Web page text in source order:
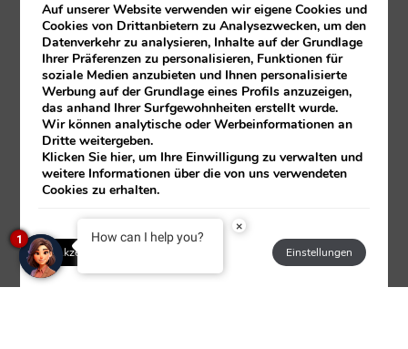
Auf unserer Website verwenden wir eigene Cookies und
Cookies von Drittanbietern zu Analysezwecken, um den
Datenverkehr zu analysieren, Inhalte auf der Grundlage
Ihrer Präferenzen zu personalisieren, Funktionen für
soziale Medien anzubieten und Ihnen personalisierte
Werbung auf der Grundlage eines Profils anzuzeigen,
das anhand Ihrer Surfgewohnheiten erstellt wurde.
Wir können analytische oder Werbeinformationen an
Dritte weitergeben.
Klicken Siehier, um Ihre Einwilligung zu verwalten und
weitere Informationen über die von uns verwendeten
Cookies zu erhalten.
Akzeptieren Einstellungen
×
How can I help you?
1